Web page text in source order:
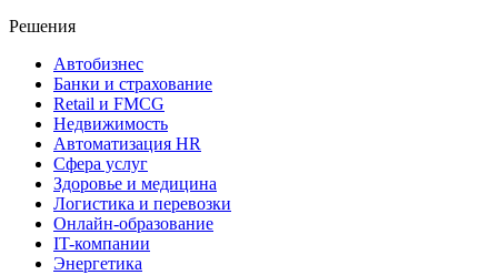
Решения
Автобизнес
Банки и страхование
Retail и FMCG
Недвижимость
Автоматизация HR
Сфера услуг
Здоровье и медицина
Логистика и перевозки
Онлайн-образование
IT-компании
Энергетика